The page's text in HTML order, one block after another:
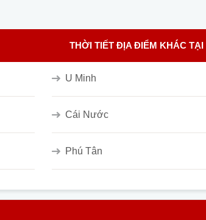
THỜI TIẾT ĐỊA ĐIỂM KHÁC TẠI
U Minh
Cái Nước
Phú Tân